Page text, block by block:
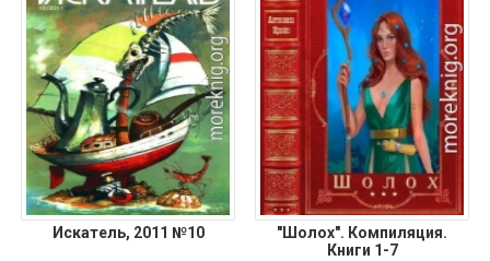
Искатель, 2011 №10
"Шолох". Компиляция.
Книги 1-7